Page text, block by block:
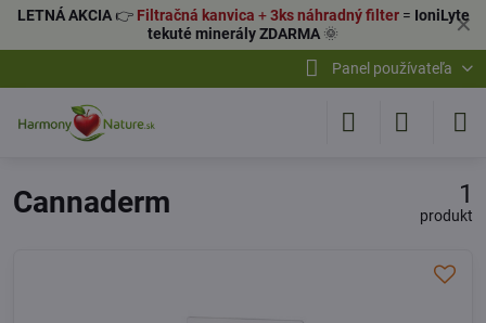
✕
LETNÁ AKCIA👉 Filtračná kanvica +3ks náhradný filter= IoniLyte
tekuté minerály ZDARMA 🌞
Panel používateľa
Cannaderm 1
produkt